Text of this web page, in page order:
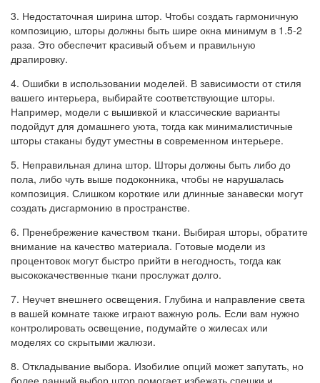
3. Недостаточная ширина штор. Чтобы создать гармоничную
композицию, шторы должны быть шире окна минимум в 1.5-2
раза. Это обеспечит красивый объем и правильную
драпировку.
4. Ошибки в использовании моделей. В зависимости от стиля
вашего интерьера, выбирайте соответствующие шторы.
Например, модели с вышивкой и классические варианты
подойдут для домашнего уюта, тогда как минималистичные
шторы стаканы будут уместны в современном интерьере.
5. Неправильная длина штор. Шторы должны быть либо до
пола, либо чуть выше подоконника, чтобы не нарушалась
композиция. Слишком короткие или длинные занавески могут
создать дисгармонию в пространстве.
6. Пренебрежение качеством ткани. Выбирая шторы, обратите
внимание на качество материала. Готовые модели из
процентовок могут быстро прийти в негодность, тогда как
высококачественные ткани прослужат долго.
7. Неучет внешнего освещения. Глубина и направление света
в вашей комнате также играют важную роль. Если вам нужно
контролировать освещение, подумайте о жилесах или
моделях со скрытыми жалюзи.
8. Откладывание выбора. Изобилие опций может запутать, но